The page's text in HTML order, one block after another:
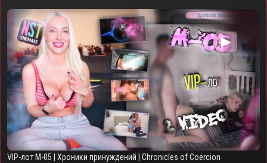
▶
VIP-лот M-05 | Хроники принуждений | Chronicles of Coercion